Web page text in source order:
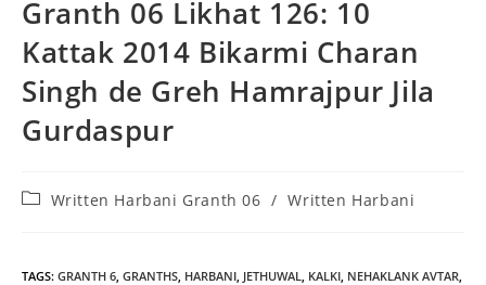
Granth 06 Likhat 126: 10
Kattak 2014 Bikarmi Charan
Singh de Greh Hamrajpur Jila
Gurdaspur
PostWritten Harbani Granth 06 / Written Harbani
TAGS: GRANTH 6, GRANTHS, HARBANI, JETHUWAL, KALKI, NEHAKLANK AVTAR,